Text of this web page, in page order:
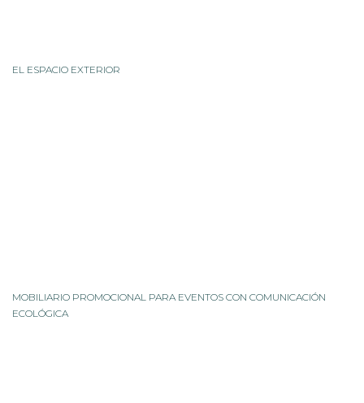
EL ESPACIO EXTERIOR
MOBILIARIO PROMOCIONAL PARA EVENTOS CON COMUNICACIÓN
ECOLÓGICA